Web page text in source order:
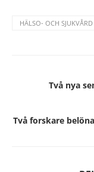
HÄLSO- OCH SJUKVÅRD
Två nya
Två forskare